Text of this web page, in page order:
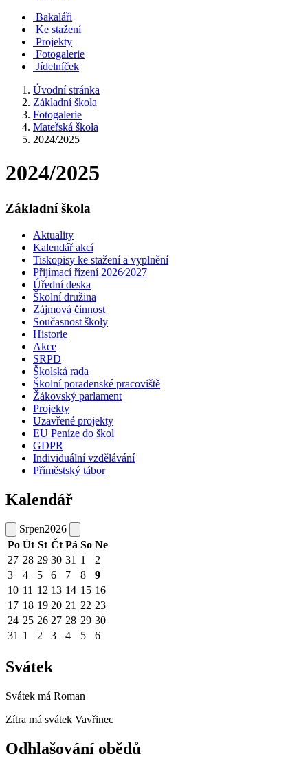
Bakaláři
Ke stažení
Projekty
Fotogalerie
Jídelníček
Úvodní stránka
Základní škola
Fotogalerie
Mateřská škola
2024/2025
2024/2025
Základní škola
Aktuality
Kalendář akcí
Tiskopisy ke stažení a vyplnění
Přijímací řízení 2026⁄2027
Úřední deska
Školní družina
Zájmová činnost
Současnost školy
Historie
Akce
SRPD
Školská rada
Školní poradenské pracoviště
Žákovský parlament
Projekty
Uzavřené projekty
EU Peníze do škol
GDPR
Individuální vzdělávání
Příměstský tábor
Kalendář
Srpen2026
Po Út St Čt Pá So Ne
27 28 29 30 31 1
2
3
4 5 6 7 8
9
10 11 12 13 14 15 16
17 18 19 20 21 22 23
24 25 26 27 28 29 30
31 1 2 3 4 5 6
Svátek
Svátek má Roman
Zítra má svátek Vavřinec
Odhlašování obědů